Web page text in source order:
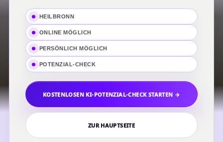
HEILBRONN
ONLINE MÖGLICH
PERSÖNLICH MÖGLICH
POTENZIAL-CHECK
KOSTENLOSEN KI-POTENZIAL-CHECK STARTEN →
ZUR HAUPTSEITE